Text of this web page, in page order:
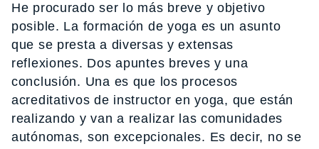
He procurado ser lo más breve y objetivo
posible. La formación de yoga es un asunto
que se presta a diversas y extensas
reflexiones. Dos apuntes breves y una
conclusión. Una es que los procesos
acreditativos de instructor en yoga, que están
realizando y van a realizar las comunidades
autónomas, son excepcionales. Es decir, no se